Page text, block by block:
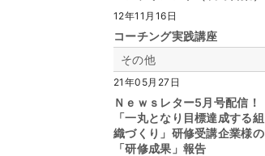
12年11月16日
コーチング実践講座
その他
21年05月27日
Ｎｅｗｓレター5月号配信！
「一丸となり目標達成する組
織づくり」研修受講企業様の
「研修成果」報告